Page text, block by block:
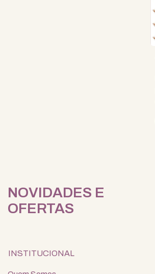
NOVIDADES E
OFERTAS
INSTITUCIONAL